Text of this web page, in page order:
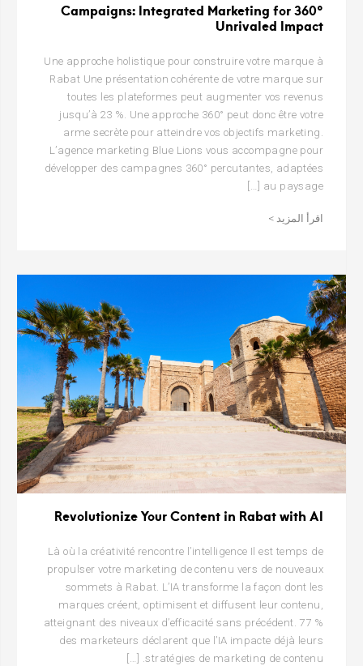
360° Campaigns: Integrated Marketing for
Unrivaled Impact
Une approche holistique pour construire votre marque à
Rabat Une présentation cohérente de votre marque sur
toutes les plateformes peut augmenter vos revenus
jusqu’à 23 %. Une approche 360° peut donc être votre
arme secrète pour atteindre vos objectifs marketing.
L’agence marketing Blue Lions vous accompagne pour
développer des campagnes 360° percutantes, adaptées
au paysage […]
اقرأ المزيد >
Revolutionize Your Content in Rabat with AI
Là où la créativité rencontre l’intelligence Il est temps de
propulser votre marketing de contenu vers de nouveaux
sommets à Rabat. L’IA transforme la façon dont les
marques créent, optimisent et diffusent leur contenu,
atteignant des niveaux d’efficacité sans précédent. 77 %
des marketeurs déclarent que l’IA impacte déjà leurs
stratégies de marketing de contenu. […]